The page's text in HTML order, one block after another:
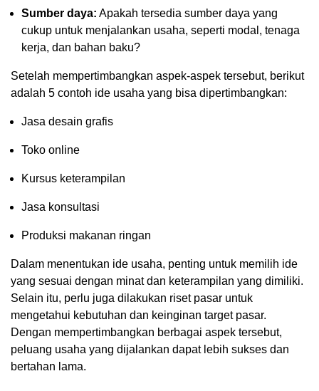
Sumber daya: Apakah tersedia sumber daya yang
cukup untuk menjalankan usaha, seperti modal, tenaga
kerja, dan bahan baku?
Setelah mempertimbangkan aspek-aspek tersebut, berikut
adalah 5 contoh ide usaha yang bisa dipertimbangkan:
Jasa desain grafis
Toko online
Kursus keterampilan
Jasa konsultasi
Produksi makanan ringan
Dalam menentukan ide usaha, penting untuk memilih ide
yang sesuai dengan minat dan keterampilan yang dimiliki.
Selain itu, perlu juga dilakukan riset pasar untuk
mengetahui kebutuhan dan keinginan target pasar.
Dengan mempertimbangkan berbagai aspek tersebut,
peluang usaha yang dijalankan dapat lebih sukses dan
bertahan lama.